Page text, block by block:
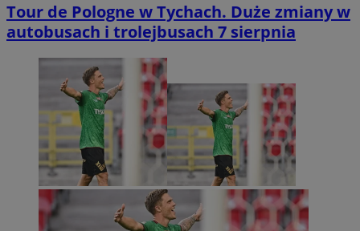
Tour de Pologne w Tychach. Duże zmiany w
autobusach i trolejbusach 7 sierpnia